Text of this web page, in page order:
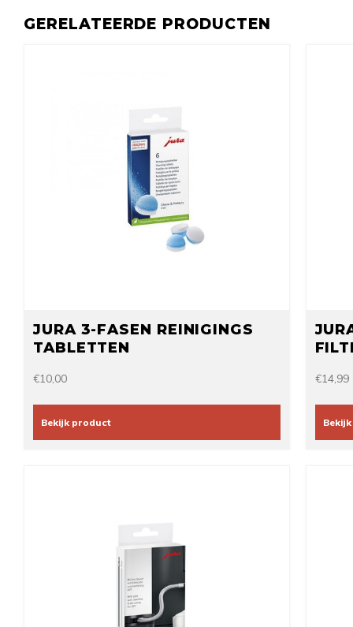
GERELATEERDE PRODUCTEN
JURA 3-FASEN REINIGINGS
TABLETTEN
€10,00
Bekijk product
€14,99